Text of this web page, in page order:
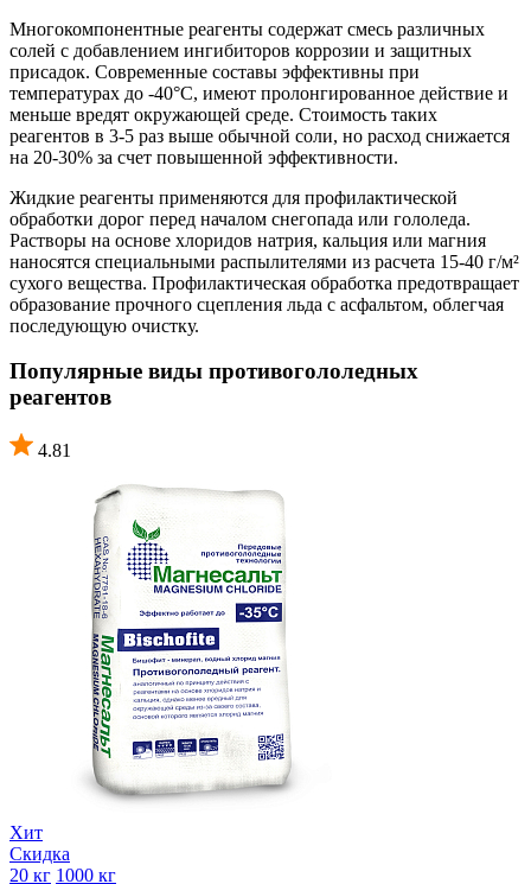
Многокомпонентные реагенты содержат смесь различных
солей с добавлением ингибиторов коррозии и защитных
присадок. Современные составы эффективны при
температурах до -40°C, имеют пролонгированное действие и
меньше вредят окружающей среде. Стоимость таких
реагентов в 3-5 раз выше обычной соли, но расход снижается
на 20-30% за счет повышенной эффективности.
Жидкие реагенты применяются для профилактической
обработки дорог перед началом снегопада или гололеда.
Растворы на основе хлоридов натрия, кальция или магния
наносятся специальными распылителями из расчета 15-40 г/м²
сухого вещества. Профилактическая обработка предотвращает
образование прочного сцепления льда с асфальтом, облегчая
последующую очистку.
Популярные виды противогололедных
реагентов
4.81
Хит
Скидка
20 кг 1000 кг